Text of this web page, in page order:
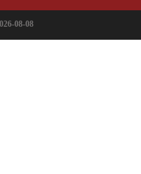
08-08